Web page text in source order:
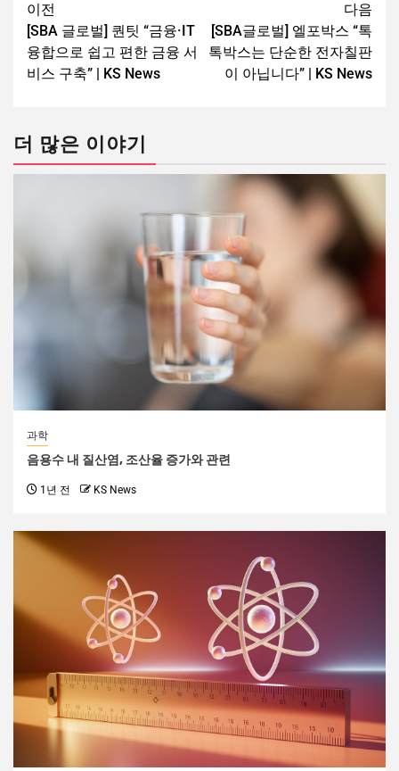
이전
[SBA 글로벌] 퀀팃 “금융·IT
융합으로 쉽고 편한 금융 서
비스 구축” | KS News
다음
[SBA글로벌] 엘포박스 “톡
톡박스는 단순한 전자칠판
이 아닙니다” | KS News
더 많은 이야기
과학
음용수 내 질산염, 조산율 증가와 관련
1년 전 KS News